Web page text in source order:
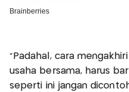
"Padahal, cara
usaha bersama, harus
seperti ini jangan